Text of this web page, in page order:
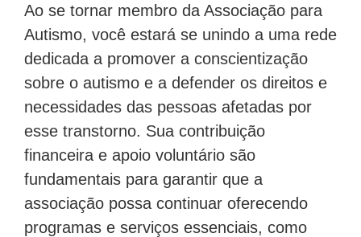
Ao se tornar membro da Associação para
Autismo, você estará se unindo a uma rede
dedicada a promover a conscientização
sobre o autismo e a defender os direitos e
necessidades das pessoas afetadas por
esse transtorno. Sua contribuição
financeira e apoio voluntário são
fundamentais para garantir que a
associação possa continuar oferecendo
programas e serviços essenciais, como